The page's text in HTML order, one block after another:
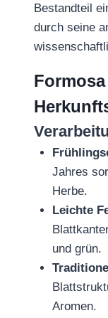
Bestandteil
durch seine
Jahres
Herbe.
Leichte
und grün.
Aromen.